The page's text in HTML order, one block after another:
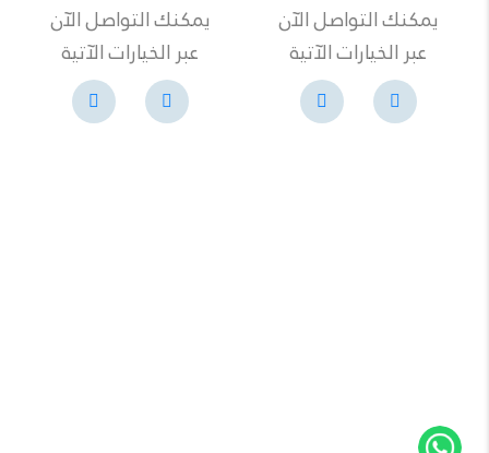
يمكنك التواصل الآن
عبر الخيارات الآتية
يمكنك التواصل الآن
عبر الخيارات الآتية